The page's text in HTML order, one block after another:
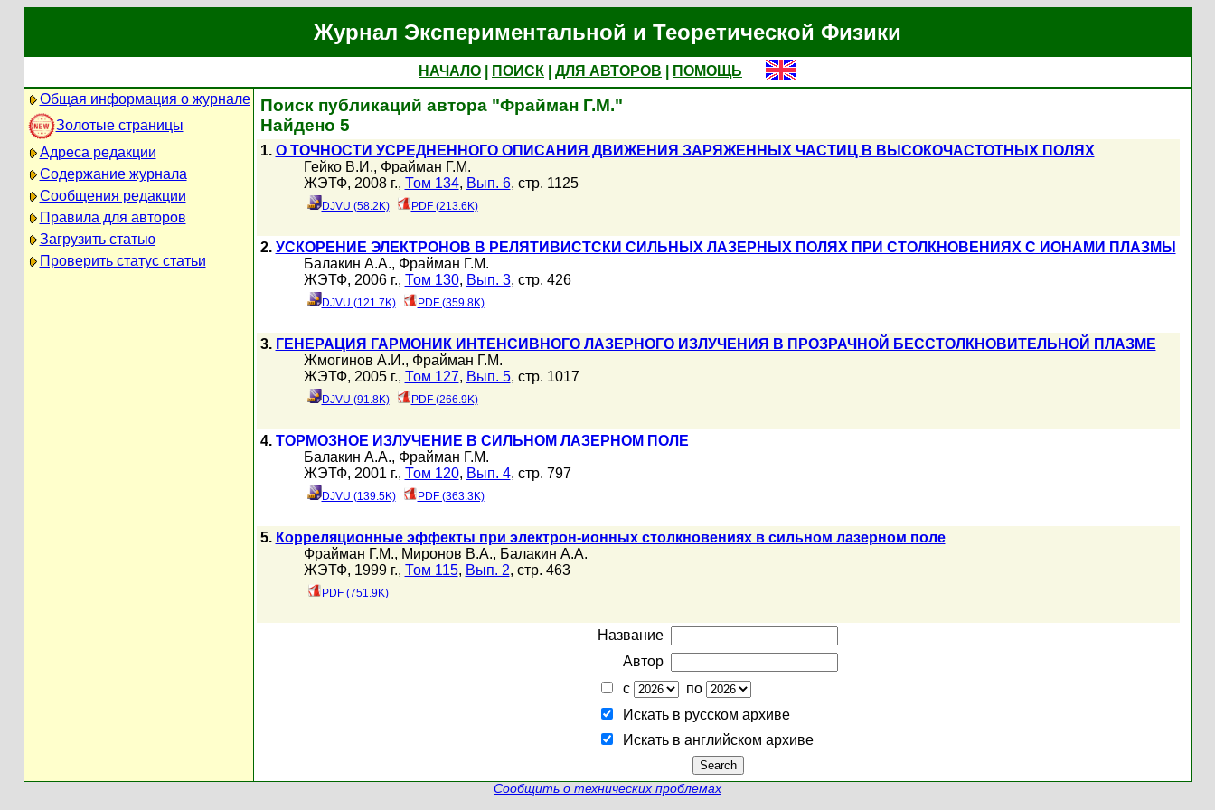
Журнал Экспериментальной и Теоретической Физики
НАЧАЛО ПОИСК ДЛЯ АВТОРОВ
ПОМОЩЬ
Общая информация о журнале
Золотые страницы
Адреса редакции
Содержание журнала
Сообщения редакции
Правила для авторов
Загрузить статью
Проверить статус статьи
Поиск публикаций автора "Фрайман Г.М."
Найдено 5
1. О ТОЧНОСТИ УСРЕДНЕННОГО ОПИСАНИЯ ДВИЖЕНИЯ ЗАРЯЖЕННЫХ ЧАСТИЦ В ВЫСОКОЧАСТОТНЫХ ПОЛЯХ
Гейко В.И., Фрайман Г.М.
ЖЭТФ, 2008 г., Том 134, Вып. 6, стр. 1125
DJVU (58.2K) PDF (213.6K)
2. УСКОРЕНИЕ ЭЛЕКТРОНОВ В РЕЛЯТИВИСТСКИ СИЛЬНЫХ ЛАЗЕРНЫХ ПОЛЯХ ПРИ СТОЛКНОВЕНИЯХ С ИОНАМИ ПЛАЗМЫ
Балакин А.А., Фрайман Г.М.
ЖЭТФ, 2006 г., Том 130, Вып. 3, стр. 426
DJVU (121.7K) PDF (359.8K)
3. ГЕНЕРАЦИЯ ГАРМОНИК ИНТЕНСИВНОГО ЛАЗЕРНОГО ИЗЛУЧЕНИЯ В ПРОЗРАЧНОЙ БЕССТОЛКНОВИТЕЛЬНОЙ ПЛАЗМЕ
Жмогинов А.И., Фрайман Г.М.
ЖЭТФ, 2005 г., Том 127, Вып. 5, стр. 1017
DJVU (91.8K) PDF (266.9K)
4. ТОРМОЗНОЕ ИЗЛУЧЕНИЕ В СИЛЬНОМ ЛАЗЕРНОМ ПОЛЕ
Балакин А.А., Фрайман Г.М.
ЖЭТФ, 2001 г., Том 120, Вып. 4, стр. 797
DJVU (139.5K) PDF (363.3K)
5. Корреляционные эффекты при электрон-ионных столкновениях в сильном лазерном поле
Фрайман Г.М., Миронов В.А., Балакин А.А.
ЖЭТФ, 1999 г., Том 115, Вып. 2, стр. 463
PDF (751.9K)
Название
Автор
с
по
Искать в русском архиве
Искать в английском архиве
Сообщить о технических проблемах